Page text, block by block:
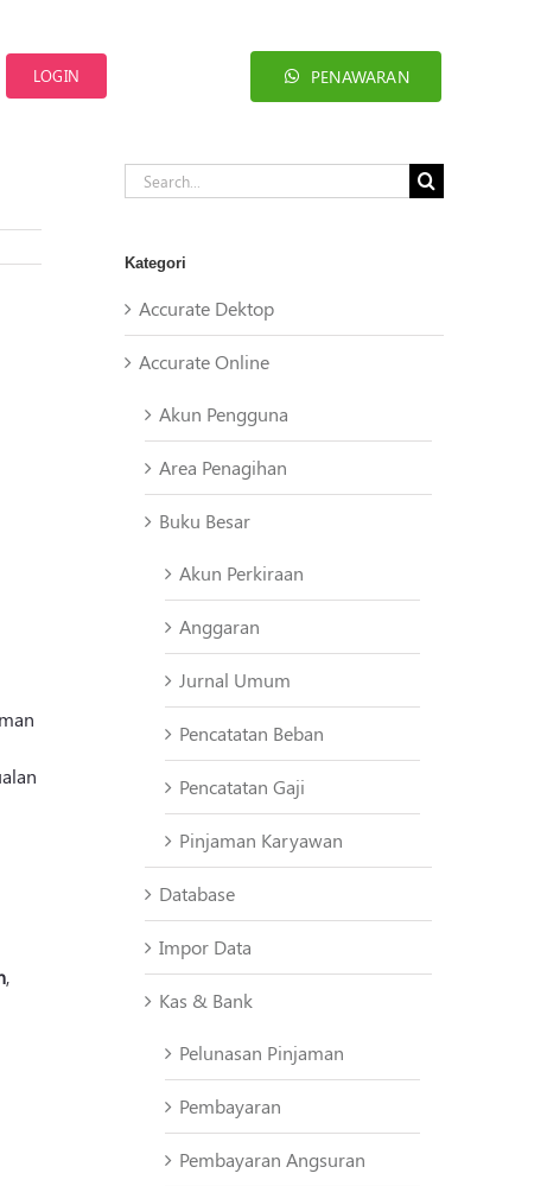
LOGIN PENAWARAN
,
Search
for:
Kategori
Accurate Dektop
Accurate Online
Akun Pengguna
Area Penagihan
Buku Besar
Akun Perkiraan
Anggaran
Jurnal Umum
Pencatatan Beban
Pencatatan Gaji
Pinjaman Karyawan
Database
Impor Data
Kas & Bank
Pelunasan Pinjaman
Pembayaran
Pembayaran Angsuran